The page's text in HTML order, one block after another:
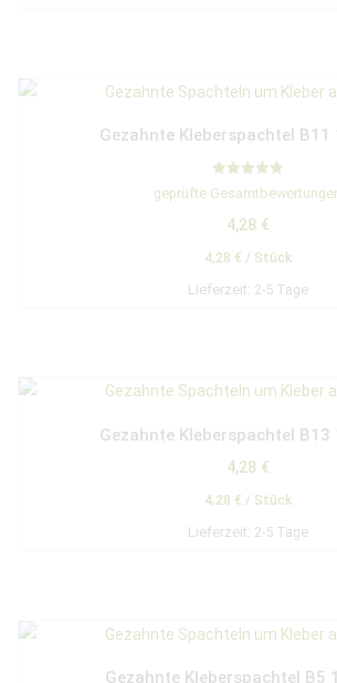
Gezahnte Kleberspachtel B11
Bewertet mit
5.00
geprüfte
4,28 €
4,28 € / Stück
Lieferzeit: 2-5 Tage
Gezahnte Kleberspachtel B13
4,28 €
4,28 € / Stück
Lieferzeit: 2-5 Tage
Gezahnte Kleberspachtel B5